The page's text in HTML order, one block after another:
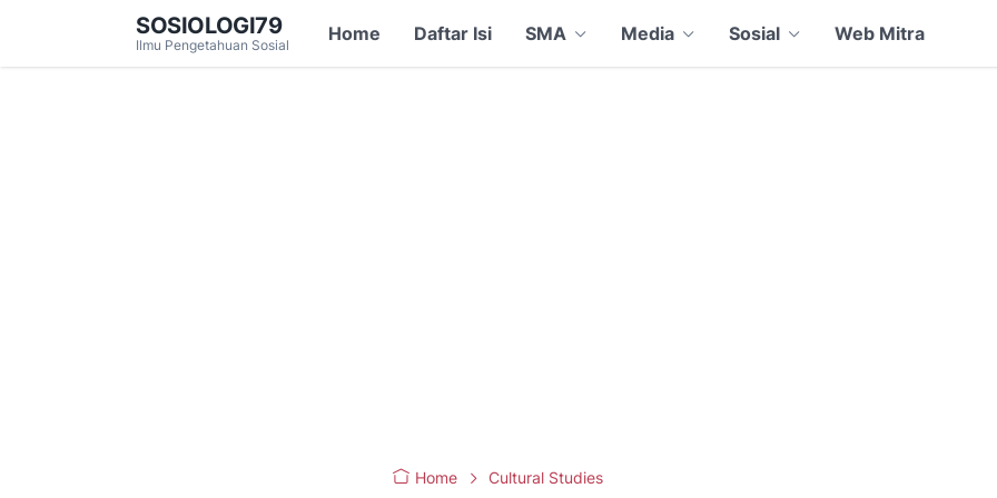
SOSIOLOGI79
Ilmu Pengetahuan Sosial
Home Daftar Isi SMA Media Sosial Web Mitra
Home Cultural Studies